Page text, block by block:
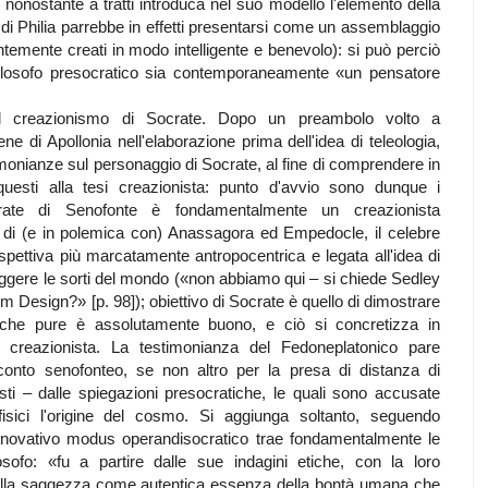
a tratti introduca nel suo modello l'elemento della
Philia parrebbe in effetti presentarsi come un assemblaggio
creati in modo intelligente e benevolo): si può perciò
presocratico sia contemporaneamente «un pensatore
di Socrate. Dopo un preambolo volto a
di Apollonia nell'elaborazione prima dell'idea di teleologia,
sul personaggio di Socrate, al fine di comprendere in
alla tesi creazionista: punto d'avvio sono dunque i
di Senofonte è fondamentalmente un creazionista
(e in polemica con) Anassagora ed Empedocle, il celebre
più marcatamente antropocentrica e legata all'idea di
le sorti del mondo («non abbiamo qui – si chiede Sedley
Design?» [p. 98]); obiettivo di Socrate è quello di dimostrare
pure è assolutamente buono, e ciò si concretizza in
creazionista. La testimonianza del Fedoneplatonico pare
senofonteo, se non altro per la presa di distanza di
– dalle spiegazioni presocratiche, le quali sono accusate
l'origine del cosmo. Si aggiunga soltanto, seguendo
modus operandisocratico trae fondamentalmente le
«fu a partire dalle sue indagini etiche, con la loro